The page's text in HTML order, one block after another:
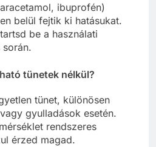
ibuprofén)
belül fejtik ki hatásukat.
be a használati
során.
tünetek nélkül?
tünet, különösen
gyulladások esetén.
rendszeres
érzed magad.